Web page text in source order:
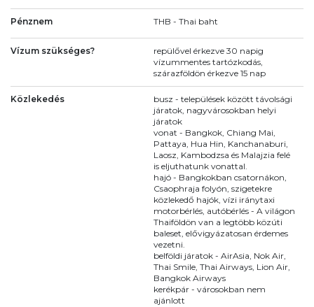
Pénznem THB - Thai baht
Vízum szükséges?
repülővel érkezve 30 napig
vízummentes tartózkodás,
szárazföldön érkezve 15 nap
Közlekedés
busz - települések között távolsági
járatok, nagyvárosokban helyi
járatok
vonat - Bangkok, Chiang Mai,
Pattaya, Hua Hin, Kanchanaburi,
Laosz, Kambodzsa és Malajzia felé
is eljuthatunk vonattal.
hajó - Bangkokban csatornákon,
Csaophraja folyón, szigetekre
közlekedő hajók, vízi iránytaxi
motorbérlés, autóbérlés - A világon
Thaiföldön van a legtöbb közúti
baleset, elővigyázatosan érdemes
vezetni.
belföldi járatok - AirAsia, Nok Air,
Thai Smile, Thai Airways, Lion Air,
Bangkok Airways
kerékpár - városokban nem
ajánlott